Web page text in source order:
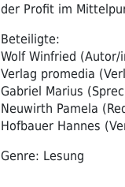
der Profit im
Beteiligte:
Wolf Winfried (Autor/
Verlag promedia
Gabriel Marius
Neuwirth Pamela
Hofbauer Hannes
Genre: Lesung